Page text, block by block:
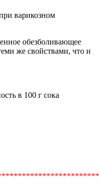
варикозном
обезболивающее
же свойствами, что и
в 100 г сока